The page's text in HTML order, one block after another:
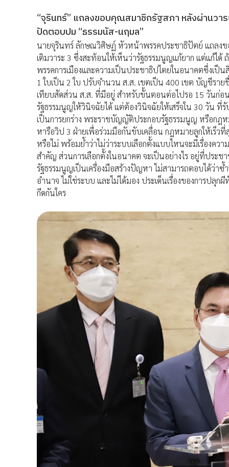
“จุรินทร์” แถลงขอบคุณสมาชิกรัฐสภา หลังผ่านวา
ปัดตอบปม “ธรรมนัส-นฤมล”
นายจุรินทร์ ลักษณวิศิษฏ์ หัวหน้าพรรคประชาธิปัตย์ แถลง
เติมวาระ 3 ซึ่งสะท้อนให้เห็นว่ารัฐธรรมนูญแก้ยาก แต่แก้ไ
พรรคการเมืองและความเป็นประชาธิปไตยในอนาคตซึ่งเป็
1 ใบเป็น 2 ใบ ปรับจำนวน ส.ส. เขตเป็น 400 เขต บัญชีร
เทียบสัดส่วน ส.ส. ที่มีอยู่ สำหรับขั้นตอนต่อไปรอ 15 วันก่อ
รัฐธรรมนูญให้วินิจฉัยได้ แต่ต้องวินิจฉัยให้เสร็จใน 30 วัน ที่
เป็นการยกร่าง พระราชบัญญัติประกอบรัฐธรรมนูญ หรือก
หารือวิป 3 ฝ่ายเพื่อร่วมมือกันขับเคลื่อน กฎหมายลูกให้เร็ว
หรือไม่ พร้อมย้ำว่าไม่ว่าระบบเลือกตั้งแบบไหนจะมีเรื่องคว
สำคัญ ส่วนการเลือกตั้งในอนาคต จะเป็นอย่างไร อยู่ที่ประ
รัฐธรรมนูญเป็นเครื่องมือสร้างปัญหา ไม่สามารถตอบได้ว่าซ้
อำนาจ ไม่ใช่ระบบ และไม่ได้มอง ประเด็นเรื่องของการปลุ
กีดกันใคร